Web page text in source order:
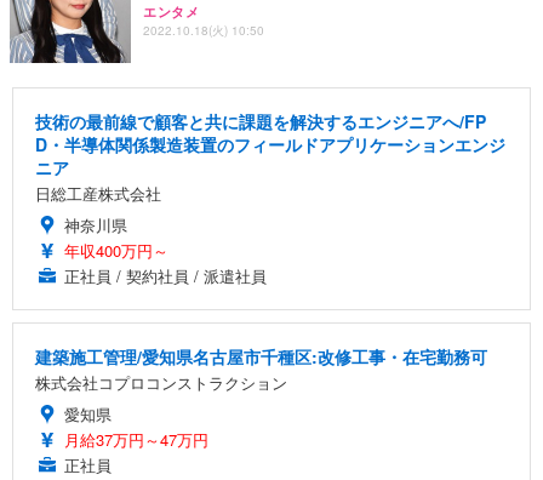
エンタメ
2022.10.18(火) 10:50
技術の最前線で顧客と共に課題を解決するエンジニアへ/FP
D・半導体関係製造装置のフィールドアプリケーションエンジ
ニア
日総工産株式会社
神奈川県
年収400万円～
正社員 / 契約社員 / 派遣社員
建築施工管理/愛知県名古屋市千種区:改修工事・在宅勤務可
株式会社コプロコンストラクション
愛知県
月給37万円～47万円
正社員